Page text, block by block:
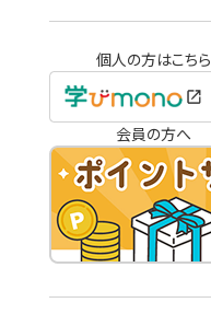
個人の方はこちら
会員の方へ